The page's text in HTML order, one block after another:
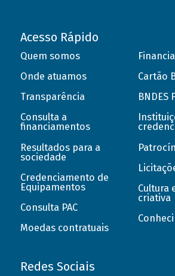
Acesso Rápido
Quem somos
Onde atuamos
Transparência
Consulta a
financiamentos
Resultados para a
sociedade
Credenciamento de
Equipamentos
Consulta PAC
Moedas contratuais
Cartão
BNDES
Cultura
criativa
Redes Sociais